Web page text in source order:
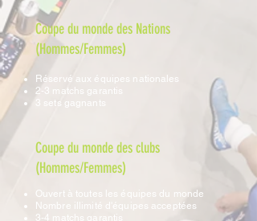
Coupe du monde des Nations
(Hommes/Femmes)
Coupe du monde des clubs
(Hommes/Femmes)
Réservé aux équipes nationales
2-3 matchs garantis
3 sets gagnants
Ouvert à toutes les équipes du monde
Nombre illimité d'équipes acceptées
3-4 matchs garantis